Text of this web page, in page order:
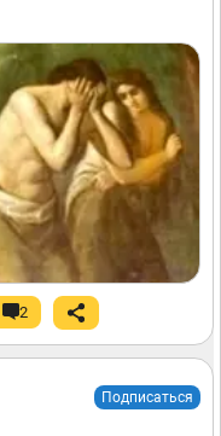
2
Подписаться